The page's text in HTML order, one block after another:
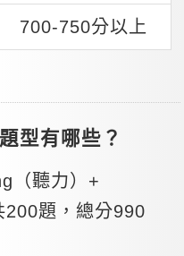
700-750分以上
型有哪些？
（聽力）+
題，總分990